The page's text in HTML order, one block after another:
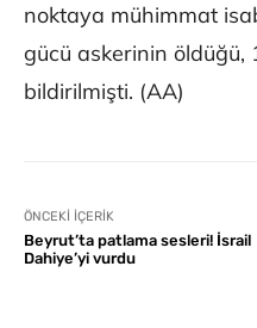
noktaya mühimmat
gücü askerinin öldüğü,
bildirilmişti. (AA)
ÖNCEKI İÇERIK
Beyrut’ta patlama sesleri! İsrail
Dahiye’yi vurdu